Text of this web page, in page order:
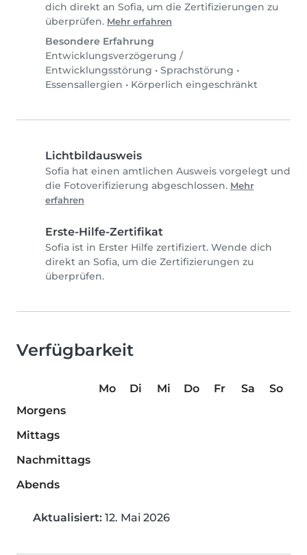
dich direkt an Sofia, um die Zertifizierungen zu
überprüfen. Mehr erfahren
Besondere Erfahrung
Entwicklungsverzögerung /
Entwicklungsstörung • Sprachstörung •
Essensallergien • Körperlich eingeschränkt
Lichtbildausweis
Sofia hat einen amtlichen Ausweis vorgelegt und
die Fotoverifizierung abgeschlossen. Mehr
erfahren
Erste-Hilfe-Zertifikat
Sofia ist in Erster Hilfe zertifiziert. Wende dich
direkt an Sofia, um die Zertifizierungen zu
überprüfen.
Verfügbarkeit
Mo Di Mi Do Fr Sa
So
Morgens
Mittags
Nachmittags
Abends
Aktualisiert: 12. Mai 2026